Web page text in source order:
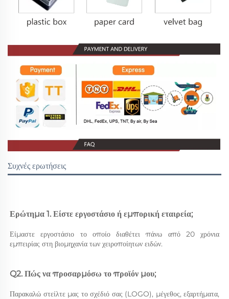
Συχνές ερωτήσεις
Ερώτημα 1. Είστε εργοστάσιο ή εμπορική εταιρεία;
Είμαστε εργοστάσιο το οποίο διαθέτει πάνω από 20 χρόνια
εμπειρίας στη βιομηχανία των χειροποίητων ειδών.
Q2. Πώς να προσαρμόσω το προϊόν μου;
Παρακαλώ στείλτε μας το σχέδιό σας (LOGO), μέγεθος, εξαρτήματα,